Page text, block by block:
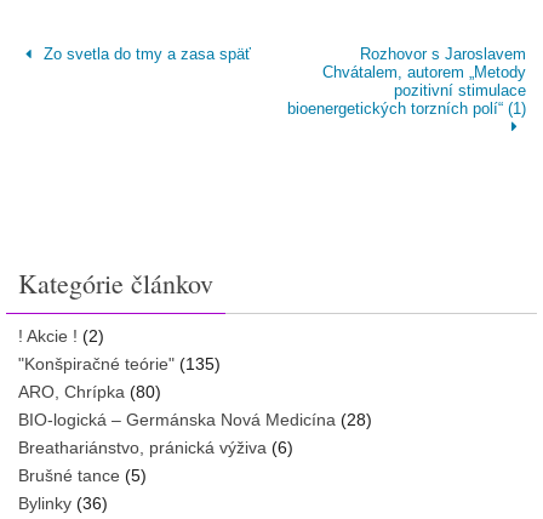
Zo svetla do tmy a zasa späť
Rozhovor s Jaroslavem
Chvátalem, autorem „Metody
pozitivní stimulace
bioenergetických torzních polí“ (1)
Kategórie článkov
! Akcie ! (2)
"Konšpiračné teórie" (135)
ARO, Chrípka (80)
BIO-logická – Germánska Nová Medicína (28)
Breathariánstvo, pránická výživa (6)
Brušné tance (5)
Bylinky (36)